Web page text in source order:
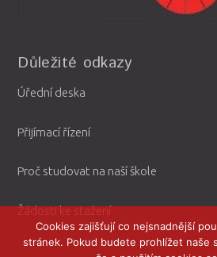
Důležité odkazy
Úřední deska
Přijímací řízení
Proč studovat na naší škole
Žádosti ke stažení
Cookies zajišťují co nejsnadnější
stránek. Pokud budete prohlížet naše